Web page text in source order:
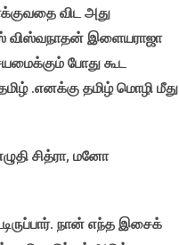
விட அது
விஸ்வநாதன் இளையராஜா
போது கூட
.எனக்கு தமிழ் மொழி மீது
சித்ரா, மனோ
நான் எந்த இசைக்